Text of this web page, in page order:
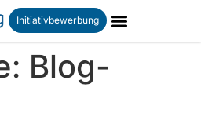
Initiativbewerbung
Blog-